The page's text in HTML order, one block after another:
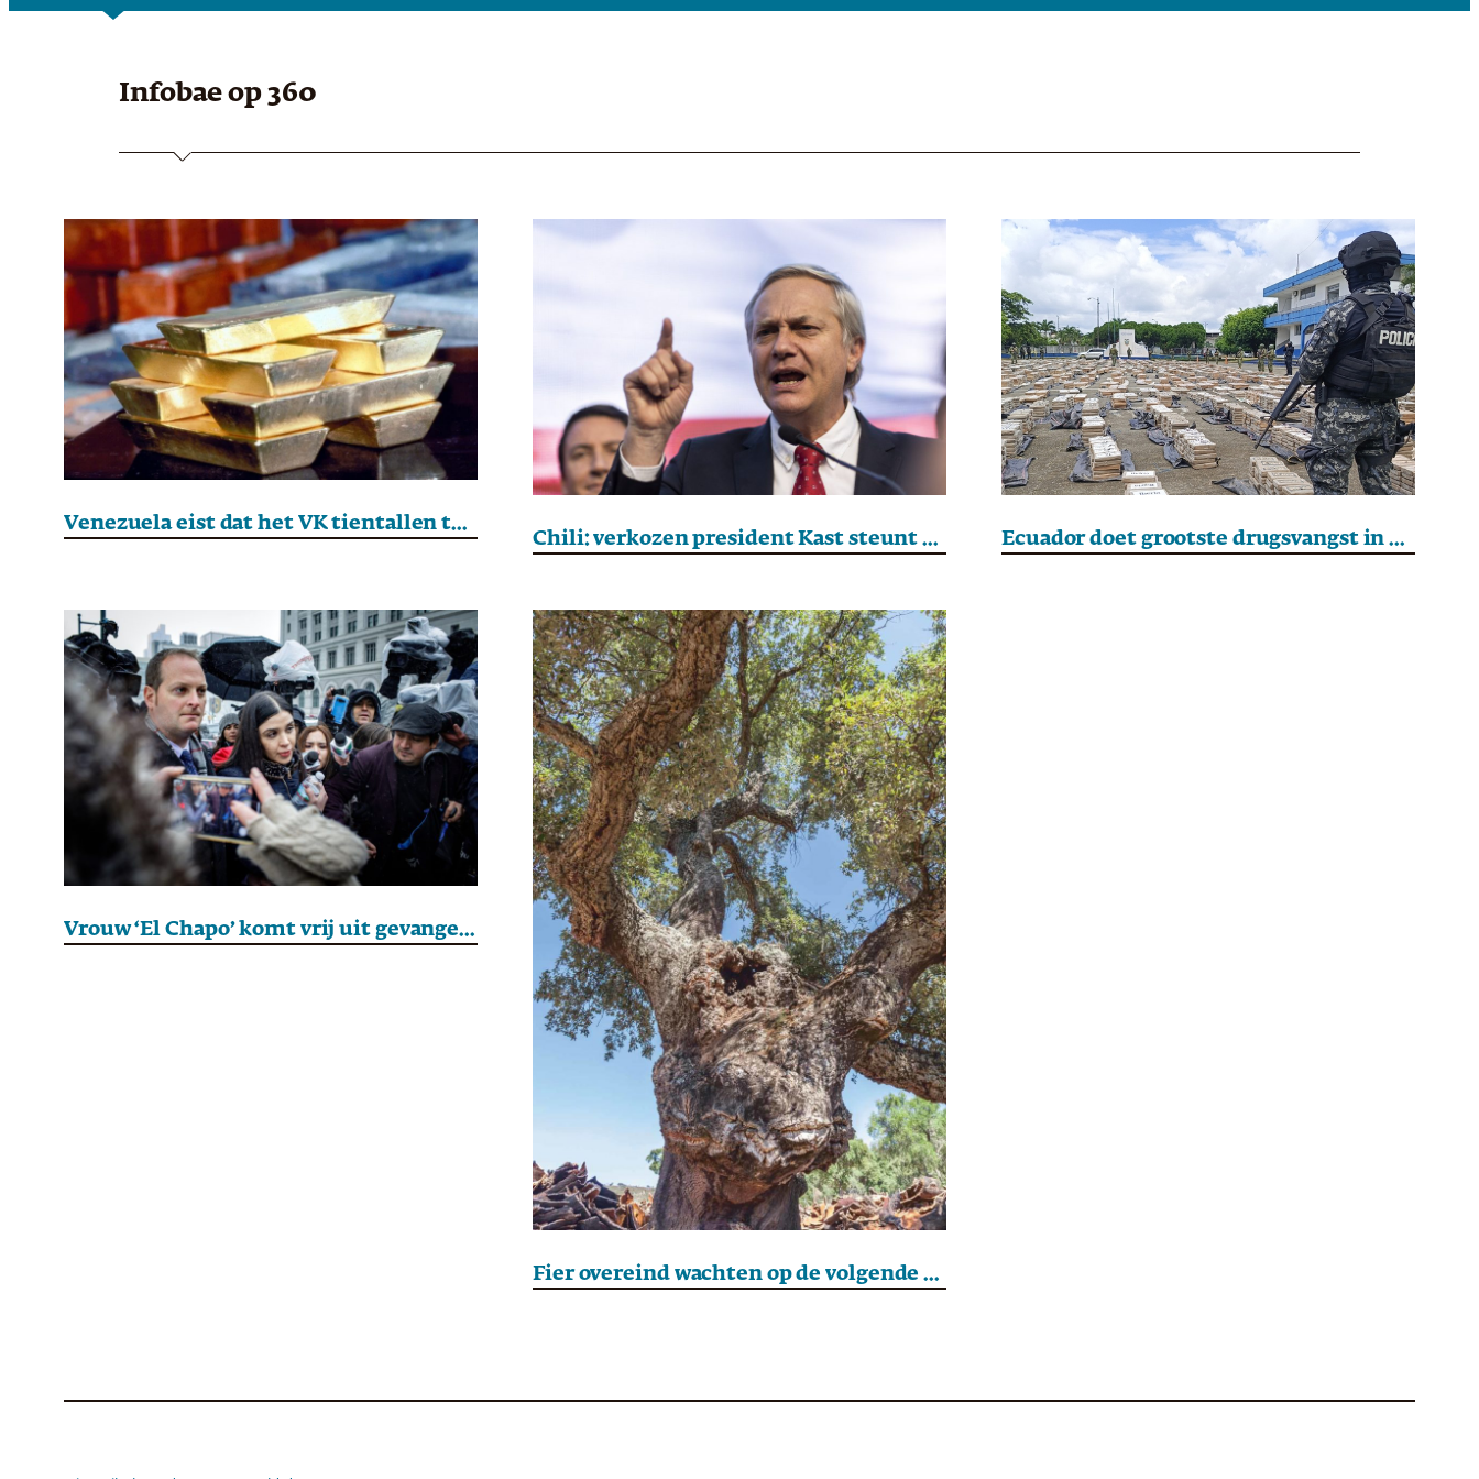
Infobae op 360
Venezuela eist dat het VK tientallen tonnen bevroren goud vrijgeeft
Chili: verkozen president Kast steunt afzetting van Maduro in Venezuela Ecuador doet grootste drugsvangst in geschiedenis land
Vrouw ‘El Chapo’ komt vrij uit gevangenis
Fier overeind wachten op de volgende regen